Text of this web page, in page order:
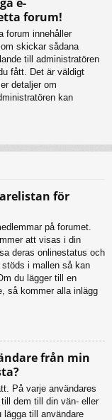
forum!
forum innehåller
skickar sådana
till administratören
fått. Det är väldigt
detaljer om
kan
för
på forumet.
att visas i din
deras onlinestatus och
i mallen så kan
du lägger till en
så kommer alla inlägg
från min
På varje användares
dem till din vän- eller
lägga till användare